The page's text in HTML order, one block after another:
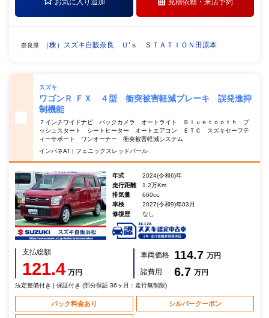
お気に入り追加 見積依頼・来店予約
奈良県 （株）スズキ自販奈良 Ｕ’ｓ ＳＴＡＴＩＯＮ田原本
スズキ
ワゴンＲ ＦＸ ４型 衝突被害軽減ブレーキ 誤発進抑
制機能
７インチワイドナビ バックカメラ オートライト Ｂｌｕｅｔｏｏｔｈ プ
ッシュスタート シートヒーター オートエアコン ＥＴＣ スズキセーフテ
ィーサポート ワンオーナー 衝突被害軽減システム
インパネAT | フェニックスレッドパール
年式
2024(令和6)年
走行距離
1.2万Km
排気量
660cc
車検
2027(令和9)年03月
修復歴
なし
支払総額
121.4 万円
車両価格 114.7 万円
諸費用
6.7 万円
法定整備付き | 保証付き (部分保証 36ヶ月：走行無制限)
パック料金あり シルバークーポン